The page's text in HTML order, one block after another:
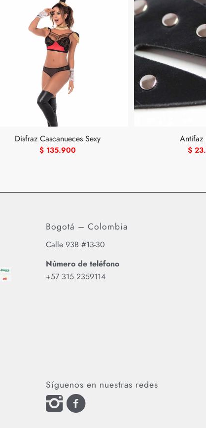
Disfraz Cascanueces Sexy
$ 135.900
Antifaz
$
Bogotá – Colombia
Calle 93B #13-30
Número de teléfono
‪+57 315 2359114‬
Síguenos en nuestras redes